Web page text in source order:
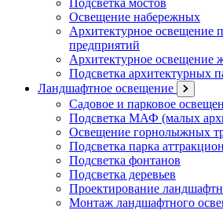
Подсветка мостов
Освещение набережных
Архитектурное
предприятий
Архитектурное освещение
Подсветка архитектурных
Ландшафтное освещение
Садовое и парковое
Подсветка МАФ (малых
Освещение горнолыжных
Подсветка парка
Подсветка фонтанов
Подсветка деревьев
Проектирование
Монтаж ландшафтного